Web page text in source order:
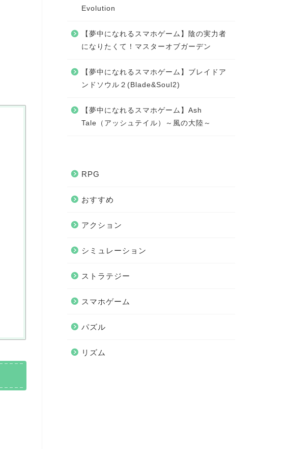
Evolution
【夢中になれるスマホゲーム】陰の実力者
になりたくて！マスターオブガーデン
【夢中になれるスマホゲーム】ブレイドア
ンドソウル２(Blade&Soul2)
【夢中になれるスマホゲーム】Ash
Tale（アッシュテイル）～風の大陸～
RPG
おすすめ
アクション
シミュレーション
ストラテジー
スマホゲーム
パズル
リズム